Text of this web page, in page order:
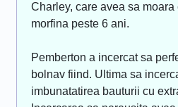
Charley, care avea sa
morfina peste 6 ani.
Pemberton a incercat sa
bolnav fiind. Ultima sa
imbunatatirea bauturii cu